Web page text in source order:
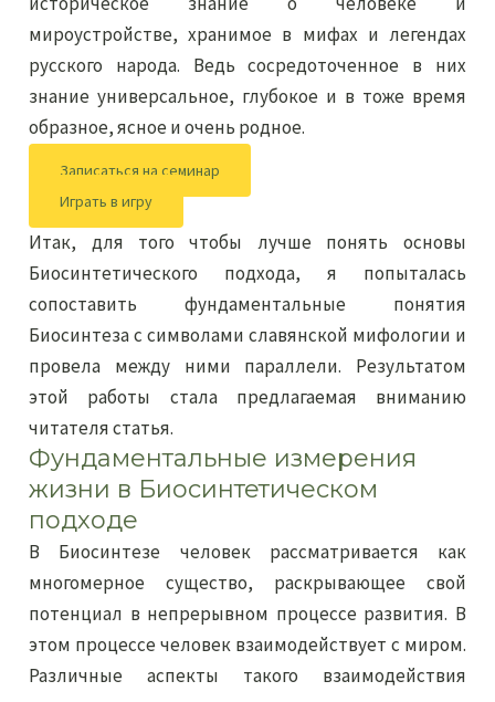
мироустройстве, хранимое в мифах и легендах
русского народа. Ведь сосредоточенное в них
знание универсальное, глубокое и в тоже время
образное, ясное и очень родное.
Записаться на семинар
Играть в игру
Итак, для того чтобы лучше понять основы
Биосинтетического подхода, я попыталась
сопоставить фундаментальные понятия
Биосинтеза с символами славянской мифологии и
провела между ними параллели. Результатом
этой работы стала предлагаемая вниманию
читателя статья.
Фундаментальные измерения
жизни в Биосинтетическом
подходе
В Биосинтезе человек рассматривается как
многомерное существо, раскрывающее свой
потенциал в непрерывном процессе развития. В
этом процессе человек взаимодействует с миром.
Различные аспекты такого взаимодействия